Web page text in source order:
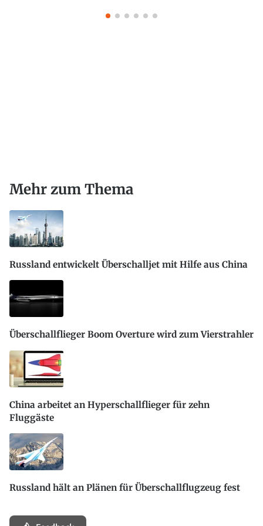
Mehr zum Thema
Russland entwickelt Überschalljet mit Hilfe aus China
Überschallflieger Boom Overture wird zum Vierstrahler
China arbeitet an Hyperschallflieger für zehn
Fluggäste
Russland hält an Plänen für Überschallflugzeug fest